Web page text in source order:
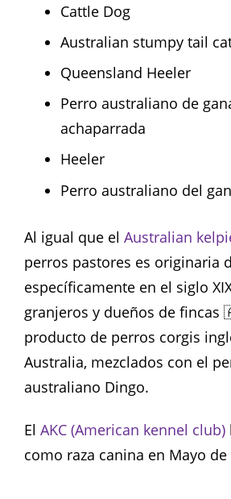
Cattle Dog
Australian stumpy tail
Queensland Heeler
Perro australiano de
achaparrada
Heeler
Perro australiano del
Al igual que el Australian
perros pastores es originaria
específicamente en el siglo
granjeros y dueños de
producto de perros corgis
Australia, mezclados con el
australiano Dingo.
El AKC (American kennel club)
como raza canina en Mayo de